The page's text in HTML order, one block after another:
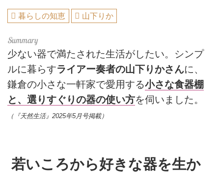
暮らしの知恵 山下りか
少ない器で満たされた生活がしたい。シンプ
ルに暮らすライアー奏者の山下りかさんに、
鎌倉の小さな一軒家で愛用する小さな食器棚
と、選りすぐりの器の使い方を伺いました。
（『天然生活』2025年5月号掲載）
若いころから好きな器を生か